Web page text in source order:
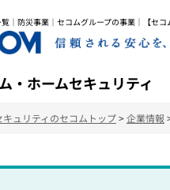
・ホームセキュリティ
｜防災事業｜セコムグループの事業｜【セ
キュリティのセコムトップ>企業情報